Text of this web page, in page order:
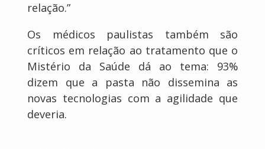
relação.”
Os médicos paulistas também são
críticos em relação ao tratamento que o
Mistério da Saúde dá ao tema: 93%
dizem que a pasta não dissemina as
novas tecnologias com a agilidade que
deveria.